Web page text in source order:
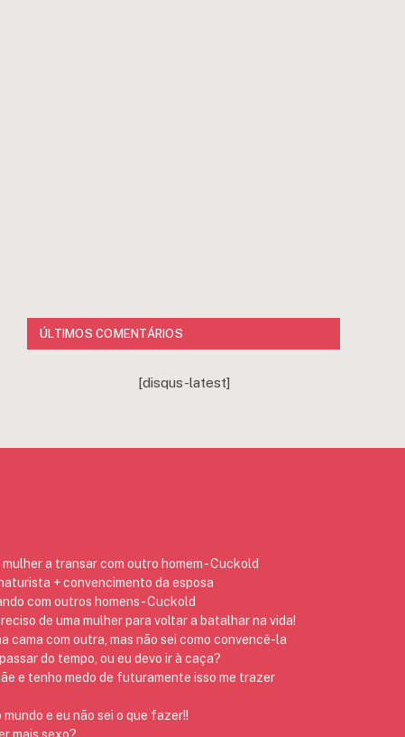
ÚLTIMOS COMENTÁRIOS
[disqus-latest]
a transar com outro homem - Cuckold
+ convencimento da esposa
com outros homens - Cuckold
de uma mulher para voltar a batalhar na vida!
cama com outra, mas não sei como convencê-la
do tempo, ou eu devo ir à caça?
e tenho medo de futuramente isso me trazer
e eu não sei o que fazer!!
mais sexo?